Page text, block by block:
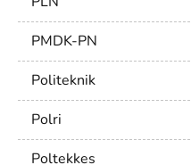
PMDK-PN
Politeknik
Polri
Poltekkes